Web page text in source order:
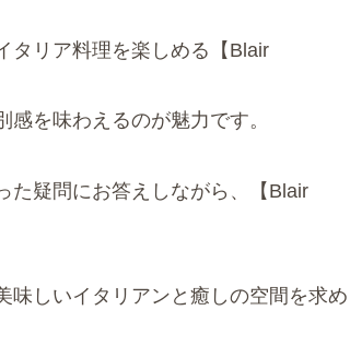
タリア料理を楽しめる【Blair
を味わえるのが魅力です。
た疑問にお答えしながら、【Blair
味しいイタリアンと癒しの空間を求め